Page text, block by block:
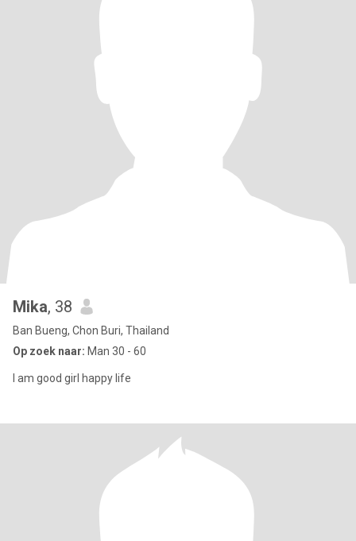
Mika, 38
Ban Bueng, Chon Buri, Thailand
Op zoek naar: Man 30 - 60
I am good girl happy life